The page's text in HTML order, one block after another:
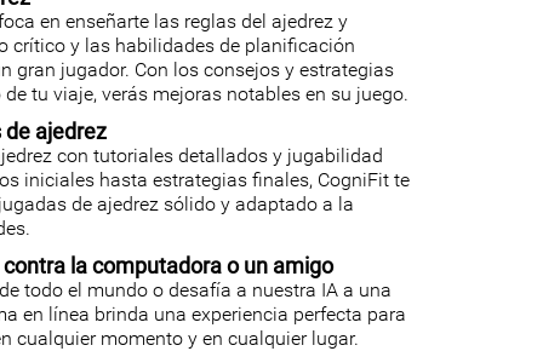
en enseñarte las reglas del ajedrez y
crítico y las habilidades de planificación
gran jugador. Con los consejos y estrategias
tu viaje, verás mejoras notables en su juego.
de ajedrez
con tutoriales detallados y jugabilidad
iniciales hasta estrategias finales, CogniFit te
de ajedrez sólido y adaptado a la
la computadora o un amigo
todo el mundo o desafía a nuestra IA a una
en línea brinda una experiencia perfecta para
cualquier momento y en cualquier lugar.